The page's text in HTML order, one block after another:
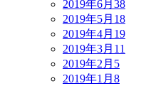
2019年6月 38
2019年5月 18
2019年4月 19
2019年3月 11
2019年2月 5
2019年1月 8